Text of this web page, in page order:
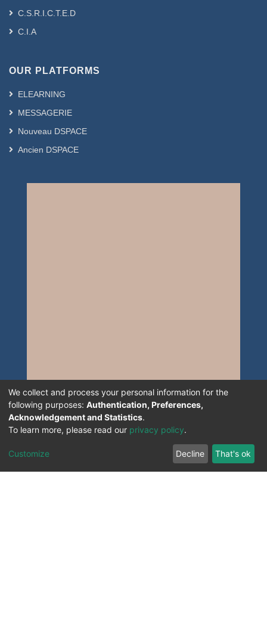
C.S.R.I.C.T.E.D
C.I.A
OUR PLATFORMS
ELEARNING
MESSAGERIE
Nouveau DSPACE
Ancien DSPACE
We collect and process your personal information for the
following purposes: Authentication, Preferences,
Acknowledgement and Statistics.
To learn more, please read our privacy policy.
Customize Decline That's ok